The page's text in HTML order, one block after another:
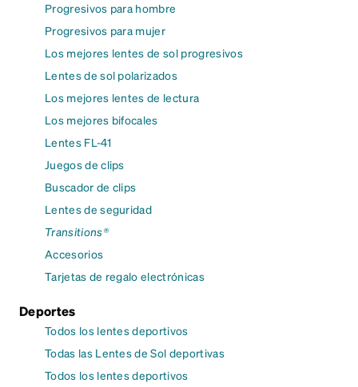
Progresivos para hombre
Progresivos para mujer
Los mejores lentes de sol progresivos
Lentes de sol polarizados
Los mejores lentes de lectura
Los mejores bifocales
Lentes FL-41
Juegos de clips
Buscador de clips
Lentes de seguridad
Transitions®
Accesorios
Tarjetas de regalo electrónicas
Deportes
Todos los lentes deportivos
Todas las Lentes de Sol deportivas
Todos los lentes deportivos